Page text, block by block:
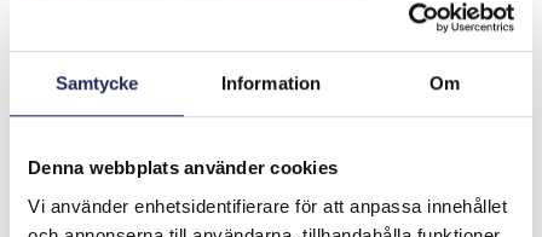
Samtycke Information Om
Denna webbplats använder cookies
Vi använder enhetsidentifierare för att anpassa innehållet
Tiimin lahjoitukset yhteensä:
Tiimille tehdyt